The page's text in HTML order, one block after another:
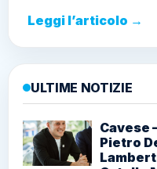
Leggi l’articolo →
ULTIME NOTIZIE
Cavese
Pietro